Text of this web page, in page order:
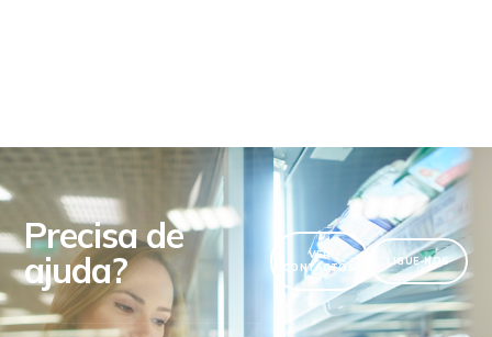
Precisa de
ajuda?
VER
CONTACTOS
LIGUE-NOS